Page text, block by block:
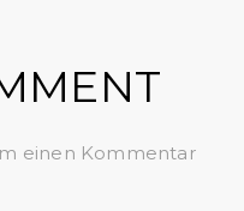
einen Kommentar